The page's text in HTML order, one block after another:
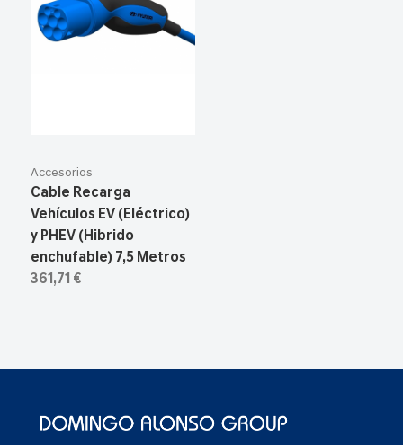
Accesorios
Cable Recarga
Vehículos EV (Eléctrico)
y PHEV (Hibrido
enchufable) 7,5 Metros
361,71 €